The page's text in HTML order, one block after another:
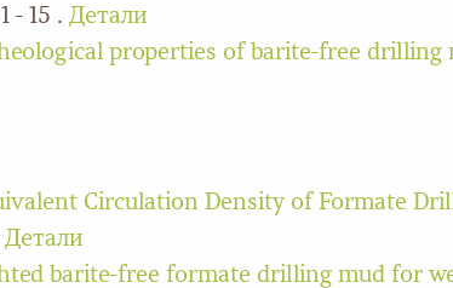
- 15 . Детали
properties of barite-free
Circulation Density of Formate
Детали
barite-free formate drilling mud for